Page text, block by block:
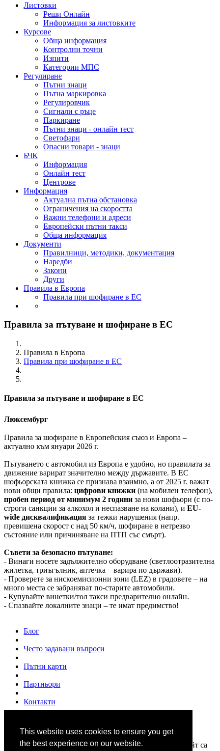
This website uses cookies to ensure you get
the best experience on our website.
Листовки
Реши Онлайн
Информация за листовките
Курсове
Обща информация
Контролни точни
Изпити
Категории МПС
Регулиране
Пътни знаци
Пътна маркировка
Регулировчик
Сигнали с ръце
Паркиране
Пътни знаци - онлайн тест
Светофари
Опасни товари - знаци
БЧК
Информация
Онлайн тест
Центрове
Информация
Актуална пътна обстановка
Ограничения на скоростта
Важни телефони и адреси
Европейски пътни такси
Обща информация
Документи
Правилници, методики, документация
Наредби
Закони
Други
Правила в Европа
Правила при шофиране в ЕС
Правила за пътуване и шофиране в ЕС
Правила в Европа
Правила при шофиране в ЕС
Правила за пътуване и шофиране в ЕС
Люксембург
Правила за шофиране в Европейския съюз и Европа –
актуално към януари 2026 г.
Пътуването с автомобил из Европа е удобно, но правилата за
движение варират значително между държавите. В ЕС
шофьорската книжка се признава взаимно, а от 2025 г. важат
нови общи правила: цифрови книжки (на мобилен телефон),
пробен период от минимум 2 години за нови шофьори (с по-
строги санкции за алкохол и неспазване на колани), и EU-
wide дисквалификация за тежки нарушения (напр.
превишена скорост с над 50 км/ч, шофиране в нетрезво
състояние или причиняване на ПТП със смърт).
Съвети за безопасно пътуване:
- Винаги носете задължително оборудване (светлоотразителна
жилетка, триъгълник, аптечка – варира по държави).
- Проверете за нискоемисионни зони (LEZ) в градовете – на
много места се забраняват по-старите автомобили.
- Купувайте винетки/тол такси предварително онлайн.
- Спазвайте локалните знаци – те имат предимство!
Блог
Често задавани въпроси
Пътни карти
Партньори
Контакти
© 2007 - 2026www.shofior.com. Всички права запазени.
Всички текстове и изображения публикувани в този сайт са